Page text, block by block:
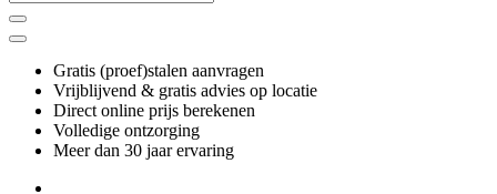
Gratis (proef)stalen aanvragen
Vrijblijvend & gratis advies op locatie
Direct online prijs berekenen
Volledige ontzorging
Meer dan 30 jaar ervaring